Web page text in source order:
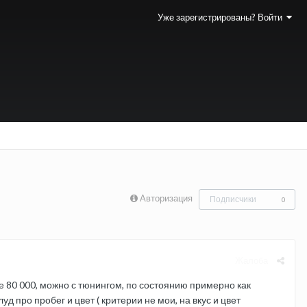
Уже зарегистрированы? Войти
Авторизация Подписчики 0
80 000, можно с тюнингом, по состоянию примерно как
пробег и цвет ( критерии не мои, на вкус и цвет